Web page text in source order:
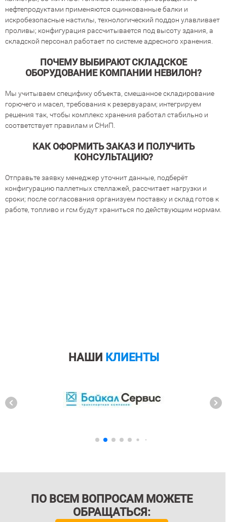
нефтепродуктами применяются оцинкованные балки и
искробезопасные настилы, технологический поддон улавливает
проливы; конфигурация рассчитывается под высоту здания, а
складской персонал работает по системе адресного хранения.
ПОЧЕМУ ВЫБИРАЮТ СКЛАДСКОЕ
ОБОРУДОВАНИЕ КОМПАНИИ НЕВИЛОН?
Мы учитываем специфику объекта, смешанное складирование
горючего и масел, требования к резервуарам; интегрируем
решения так, чтобы комплекс хранения работал стабильно и
соответствует правилам и СНиП.
КАК ОФОРМИТЬ ЗАКАЗ И ПОЛУЧИТЬ
КОНСУЛЬТАЦИЮ?
Отправьте заявку менеджер уточнит данные, подберёт
конфигурацию паллетных стеллажей, рассчитает нагрузки и
сроки; после согласования организуем поставку и склад готов к
работе, топливо и гсм будут храниться по действующим нормам.
НАШИ КЛИЕНТЫ
ПО ВСЕМ ВОПРОСАМ МОЖЕТЕ
ОБРАЩАТЬСЯ: